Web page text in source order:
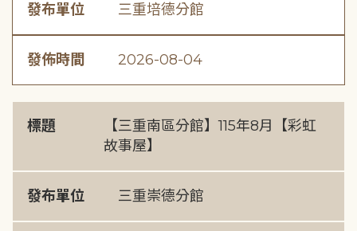
發布單位 三重培德分館
發佈時間 2026-08-04
標題
【三重南區分館】115年8月【彩虹
故事屋】
發布單位 三重崇德分館